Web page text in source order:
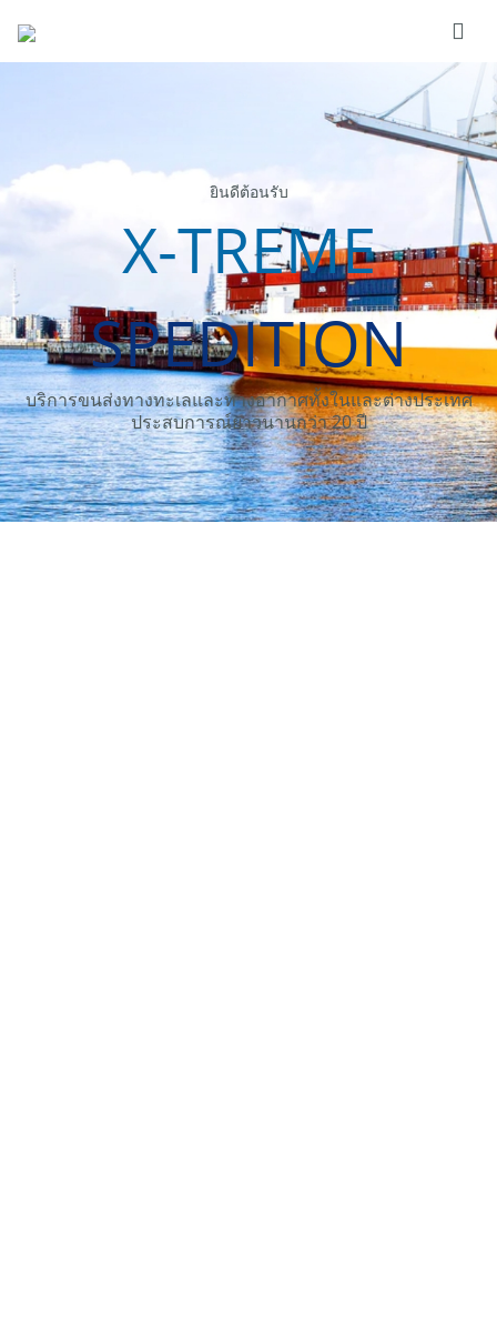
ยินดีต้อนรับ
X-TREME
SPEDITION
บริการขนส่งทางทะเลและทางอากาศทั้งในและต่างประเทศ
ประสบการณ์ยาวนานกว่า 20 ปี